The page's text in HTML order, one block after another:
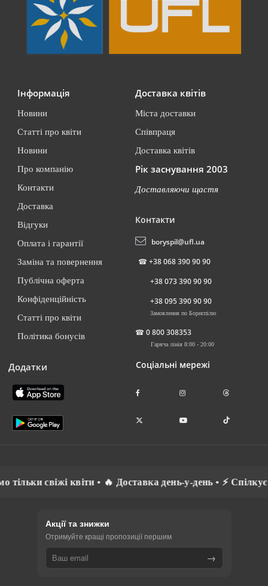
Інформація
Новини
Статті про квіти
Новини
Про компанію
Контакти
Доставка
Відгуки
Оплата і гарантії
Заміна та повернення
Публічна оферта
Конфіденційність
Статті про квіти
Політика бонусів
Додатки
Доставка квітів
Міста доставки
Співпраця
Доставка квітів
Рік заснування 2003
Доставляючи щастя
Контакти
boryspil@ufl.ua
☎ +38 068 390 90 90
+38 073 390 90 90
+38 095 390 90 90
Замовлення по Бориспілю
☎ 0 800 308353
Гаряча лінія 8:00 - 20:00
Соціальні мережі
🔥 Доставка день-у-день • ⚡ Спілкуємось рідною
Акції та знижки
Отримуйте кращі пропозиції першим
→